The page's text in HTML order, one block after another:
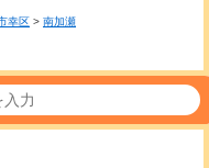
幸区 > 南加瀬